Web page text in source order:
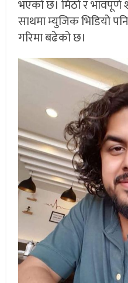
भएको छ। मिठो र भावपूर्ण
साथमा म्युजिक भिडियो
गरिमा बढेको छ।